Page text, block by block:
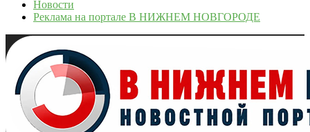
Новости
Реклама на портале В НИЖНЕМ НОВГОРОДЕ